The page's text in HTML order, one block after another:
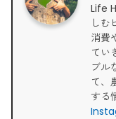
Life
しむ
消費
てい
ブル
て、
する